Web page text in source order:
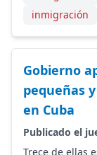
inmigración
Gobierno
pequeñas
en Cuba
Publicado el
Trece de ellas